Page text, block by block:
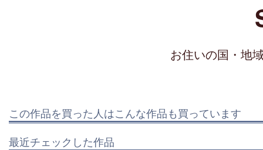
お住いの国・地
この作品を買った人はこんな作品も買っています
最近チェックした作品